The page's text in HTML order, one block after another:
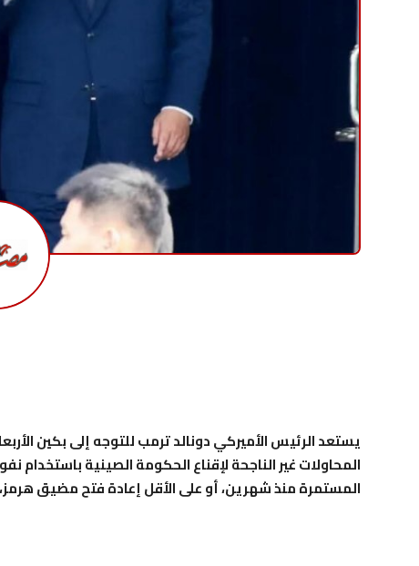
يستعد الرئيس الأميركي دونالد ترمب للتوجه إلى بكين
المحاولات غير الناجحة لإقناع الحكومة الصينية باستخدام
المستمرة منذ شهرين، أو على الأقل إعادة فتح مضيق